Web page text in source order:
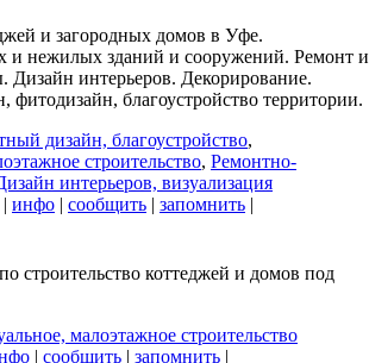
и загородных домов в Уфе.
и нежилых зданий и сооружений. Ремонт и
Дизайн интерьеров. Декорирование.
благоустройство территории.
дизайн, благоустройство,
строительство, Ремонтно-
интерьеров, визуализация
| инфо | сообщить | запомнить |
строительство коттеджей и домов под
малоэтажное строительство
| сообщить | запомнить |